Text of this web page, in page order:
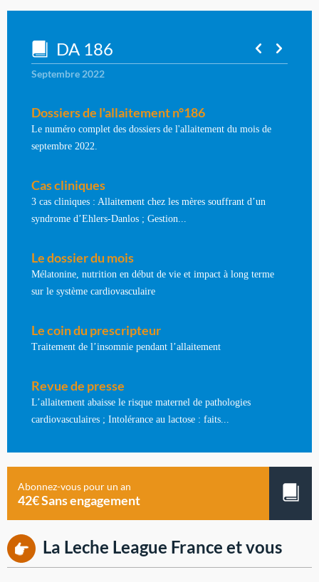
DA 186
Septembre 2022
Dossiers de l'allaitement n°186
Le numéro complet des dossiers de l'allaitement du mois de
septembre 2022.
Cas cliniques
3 cas cliniques : Allaitement chez les mères souffrant d’un
syndrome d’Ehlers-Danlos ; Gestion...
Le dossier du mois
Mélatonine, nutrition en début de vie et impact à long terme
sur le système cardiovasculaire
Le coin du prescripteur
Traitement de l’insomnie pendant l’allaitement
Revue de presse
L’allaitement abaisse le risque maternel de pathologies
cardiovasculaires ; Intolérance au lactose : faits...
Abonnez-vous pour un an
42€ Sans engagement
La Leche League France et vous